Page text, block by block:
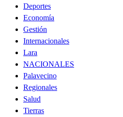
Deportes
Economía
Gestión
Internacionales
Lara
NACIONALES
Palavecino
Regionales
Salud
Tierras